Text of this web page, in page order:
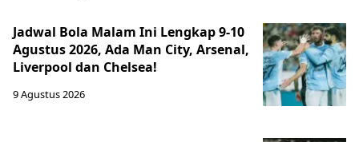
Jadwal Bola Malam Ini Lengkap 9-10
Agustus 2026, Ada Man City, Arsenal,
Liverpool dan Chelsea!
9 Agustus 2026